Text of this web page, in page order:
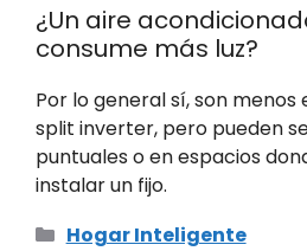
¿Un aire
consume más luz?
Por lo general sí, son menos
split inverter, pero pueden
puntuales o en espacios
instalar un fijo.
Categorías
Hogar Inteligente